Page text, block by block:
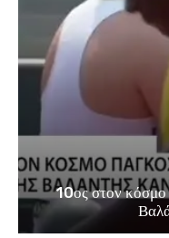
10ος στον κόσμο